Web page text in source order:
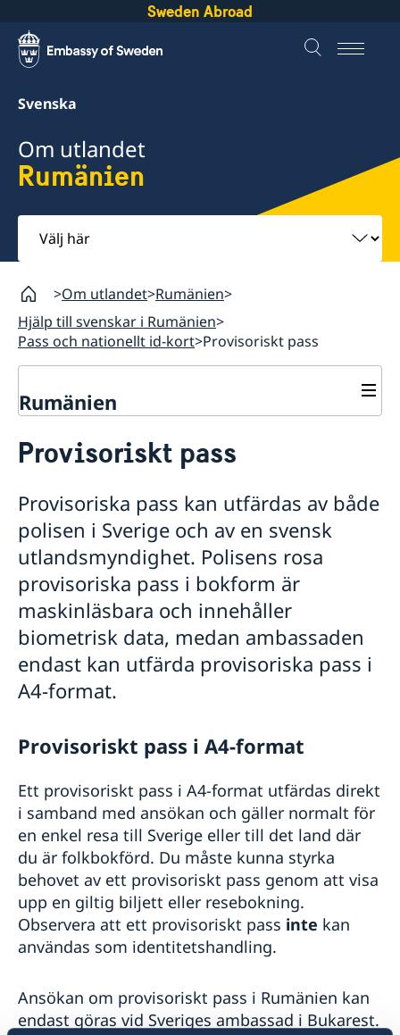
Sweden Abroad
Svenska
Om utlandet
Rumänien
Välj
här
Om utlandet Rumänien
Hjälp till svenskar i Rumänien
Pass och nationellt id-kort Provisoriskt pass
Rumänien
Hjälp till svenskar i Rumänien
Akut hjälp
Ekonomiskt nödställd
Hälso- och sjukvård
Pass och nationellt id-kort
Ansökan om pass/ID-kort för vuxna
Ansökan om pass/ID-kort för barn under 18 år
Beställning av samordningsnummer samt
namnanmälan
Provisoriskt pass
Hjälp kring medborgarskap
Om svenskt medborgarskap
Gifta sig i Rumänien
Reseinformation
Se till att vara försäkrad
Att resa med psykisk ohälsa
Terrorism och turism
Ambassadens reseinformation
Aktuella händelser
Allmänna säkerhetsläget
Terrorism
Naturförhållanden och katastrofer
Jordbävningsberedskap
In- och utresebestämmelser
Hälso- och sjukvård
Kriminalitet och personlig säkerhet
Resa i landet
Landfakta Rumänien
Om olyckan är framme
Anmäla sexuella övergrepp mot barn?
Handel med utlandet
Anmäla handelshinder
Provisoriskt pass
Provisoriska pass kan utfärdas av både
polisen i Sverige och av en svensk
utlandsmyndighet. Polisens rosa
provisoriska pass i bokform är
maskinläsbara och innehåller
biometrisk data, medan ambassaden
endast kan utfärda provisoriska pass i
A4-format.
Provisoriskt pass i A4-format
Ett provisoriskt pass i A4-format utfärdas direkt
i samband med ansökan och gäller normalt för
en enkel resa till Sverige eller till det land där
du är folkbokförd. Du måste kunna styrka
behovet av ett provisoriskt pass genom att visa
upp en giltig biljett eller resebokning.
Observera att ett provisoriskt pass inte kan
användas som identitetshandling.
Ansökan om provisoriskt pass i Rumänien kan
endast göras vid Sveriges ambassad i Bukarest.